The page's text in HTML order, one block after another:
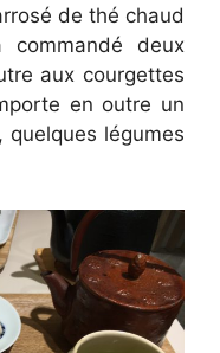
de thé chaud
deux
aux courgettes
en outre un
légumes